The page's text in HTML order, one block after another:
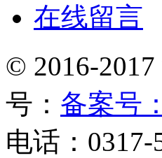
在线留言
© 2016-
号： 备案号
电话：